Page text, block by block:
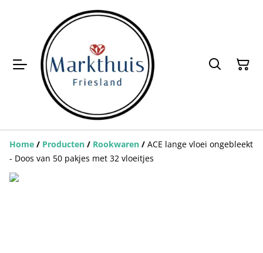
Home / Producten / Rookwaren / ACE lange vloei ongebleekt
- Doos van 50 pakjes met 32 vloeitjes